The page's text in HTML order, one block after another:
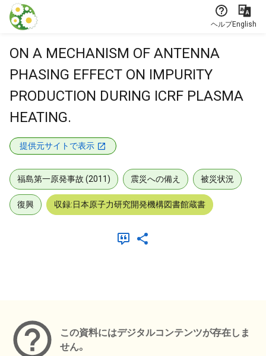
本文に飛ぶ
ヘルプEnglish
ON A MECHANISM OF ANTENNA
PHASING EFFECT ON IMPURITY
PRODUCTION DURING ICRF PLASMA
HEATING.
提供元サイトで表示
福島第一原発事故 (2011) 震災への備え 被災状況
復興 収録:日本原子力研究開発機構図書館蔵書
この資料にはデジタルコンテンツが存在しま
せん。